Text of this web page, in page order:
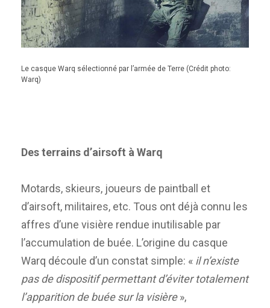
Le casque Warq sélectionné par l’armée de Terre (Crédit photo:
Warq)
Des terrains d’airsoft à Warq
Motards, skieurs, joueurs de paintball et
d’airsoft, militaires, etc. Tous ont déjà connu les
affres d’une visière rendue inutilisable par
l’accumulation de buée. L’origine du casque
Warq découle d’un constat simple: « il n’existe
pas de dispositif permettant d’éviter totalement
l’apparition de buée sur la visière»,